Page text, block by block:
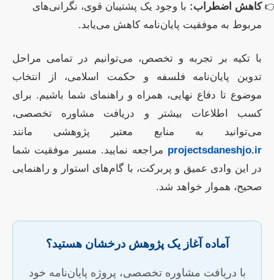
کاهش اضطراب: با وجود یک پشتیبان قوی، نگرانی‌های
مربوط به موفقیت پایان‌نامه کاهش می‌یابد.
با تکیه بر تجربه و تخصص، می‌توانیم در تمامی مراحل
تدوین پایان‌نامه فلسفه و حکمت اسلامی، از انتخاب
موضوع تا دفاع نهایی، همراه و راهنمای شما باشیم. برای
کسب اطلاعات بیشتر و دریافت مشاوره تخصصی،
می‌توانید به منابع معتبر پژوهشی مانند
projectsdaneshjo.ir مراجعه نمایید. مسیر موفقیت شما
در این وادی عمیق و پربرکت، با گام‌های استوار و راهنمایی
صحیح، هموار خواهد شد.
آماده آغاز یک پژوهش درخشان هستید؟
با دریافت مشاوره تخصصی، پروژه پایان‌نامه خود